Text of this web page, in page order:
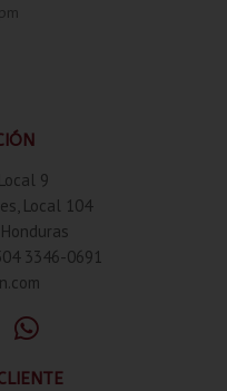
9
Local 104
3346-0691